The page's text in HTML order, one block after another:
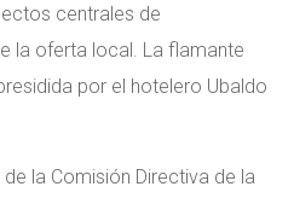
centrales de
la oferta local. La flamante
por el hotelero Ubaldo
la Comisión Directiva de la